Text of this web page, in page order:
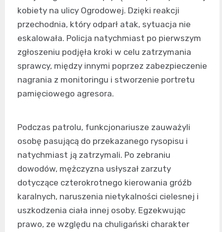
kobiety na ulicy Ogrodowej. Dzięki reakcji
przechodnia, który odparł atak, sytuacja nie
eskalowała. Policja natychmiast po pierwszym
zgłoszeniu podjęła kroki w celu zatrzymania
sprawcy, między innymi poprzez zabezpieczenie
nagrania z monitoringu i stworzenie portretu
pamięciowego agresora.
Podczas patrolu, funkcjonariusze zauważyli
osobę pasującą do przekazanego rysopisu i
natychmiast ją zatrzymali. Po zebraniu
dowodów, mężczyzna usłyszał zarzuty
dotyczące czterokrotnego kierowania gróźb
karalnych, naruszenia nietykalności cielesnej i
uszkodzenia ciała innej osoby. Egzekwując
prawo, ze względu na chuligański charakter